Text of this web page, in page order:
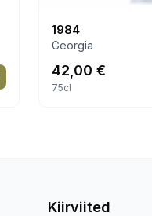
1984
Georgia
42,00 €
75cl
Kiirviited